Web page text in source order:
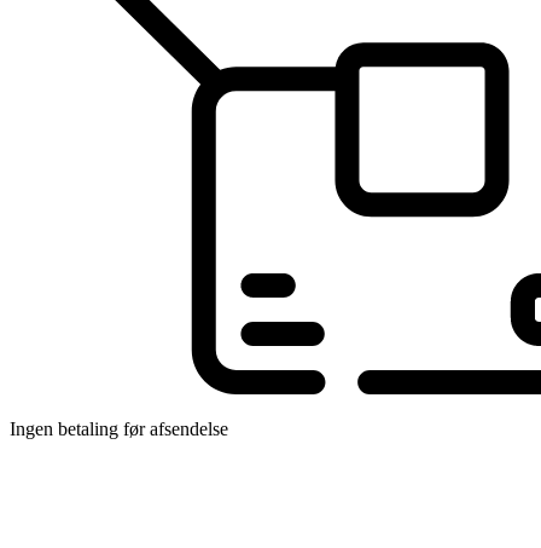
Ingen betaling før afsendelse